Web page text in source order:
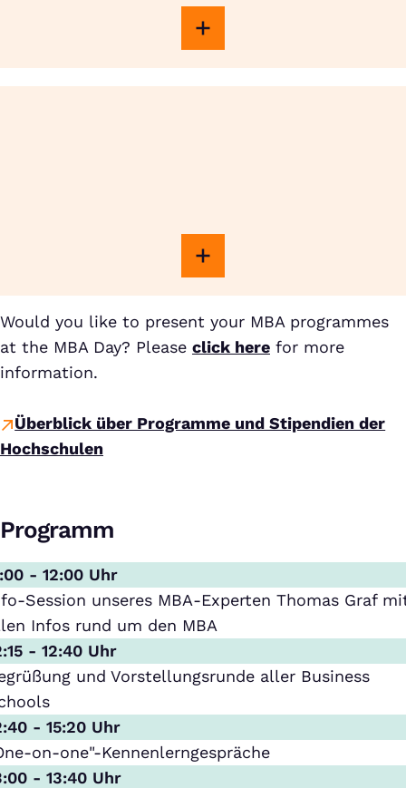
Would you like to present your MBA programmes
at the MBA Day? Please click here for more
information.
Überblick über Programme und Stipendien der
Hochschulen
Programm
- 12:00 Uhr
Session unseres MBA-Experten Thomas Graf
Infos rund um den MBA
- 12:40 Uhr
und Vorstellungsrunde aller Business
- 15:20 Uhr
on-one"-Kennenlerngespräche
- 13:40 Uhr